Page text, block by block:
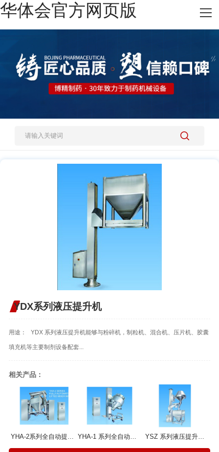
华体会官方网页版
网站华体会官方网页版
施工案例
人才招聘
YDX系列液压提升机
用途： YDX 系列液压提升机能够与粉碎机，制粒机、混合机、压片机、胶囊
填充机等主要制剂设备配套...
相关产品：
YSZ 系列液压提升整粒机